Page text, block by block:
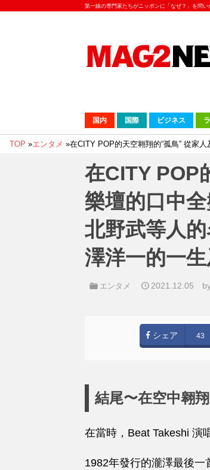
第一線の専門家たちがニッポンに「なぜ？」を問い
国内 国際 ビジネス
TOP »エンタメ »在CITY POP的天空翱翔的“孤鳥” 從家
在CITY POP
樂壇的口中
北野武等人
澤洋一的一
エンタメ 2021.12.05
シェア 43
結尾〜在空中翱
在當時，Beat Takeshi 演
1982年發行的瀧澤最後